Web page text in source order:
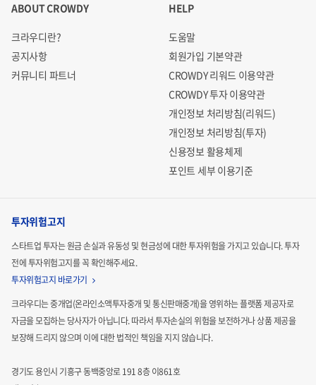
ABOUT CROWDY
크라우디란?
공지사항
커뮤니티 파트너
HELP
도움말
회원가입 기본약관
CROWDY 리워드 이용약관
CROWDY 투자 이용약관
개인정보 처리방침(리워드)
개인정보 처리방침(투자)
신용정보 활용체제
포인트 세부 이용기준
투자위험고지
스타트업 투자는 원금 손실과 유동성 및 현금성에 대한 투자위험을 가지고 있습니다.투자
전에 투자위험고지를 꼭 확인해주세요.
투자위험고지 바로가기
크라우디는 중개업(온라인소액투자중개 및 통신판매중개)을 영위하는 플랫폼 제공자로
자금을 모집하는당사자가 아닙니다. 따라서 투자손실의 위험을 보전하거나 상품 제공을
보장해 드리지 않으며 이에 대한 법적인 책임을 지지 않습니다.
경기도 용인시 기흥구 동백중앙로 191 8층 이861호